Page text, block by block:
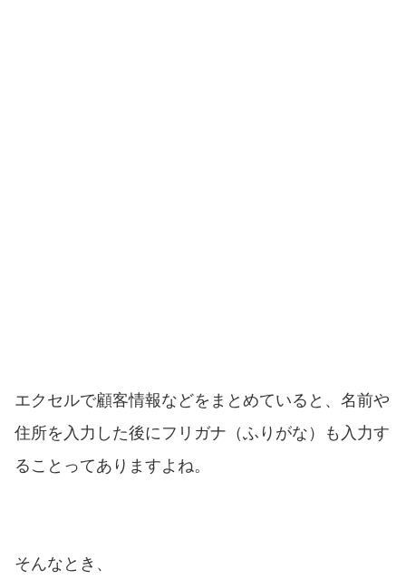
エクセルで顧客情報などをまとめていると、名前や
住所を入力した後にフリガナ（ふりがな）も入力す
ることってありますよね。
そんなとき、